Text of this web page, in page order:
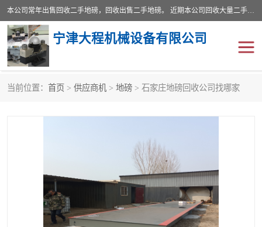
本公司常年出售回收二手地磅，回收出售二手地磅。 近期本公司回收大量二手地磅，型号齐全，宽度从2米到3.5米，长度5米到25米，承重吨位从10到200吨，成色7—9成新。 ? 使用年限6个月至2年，产品来源于个人闲置品，工矿企业停用品，因小换大而来。 精准度和新的一样， 二手地磅是内行人的选择，打个电话就省钱朋友您好等什么
宁津大程机械设备有限公司
当前位置： 首页 > 供应商机 > 地磅 > 石家庄地磅回收公司找哪家
食品烘干机
装载机电子秤 输送机
半自动输送机 全自动输送机